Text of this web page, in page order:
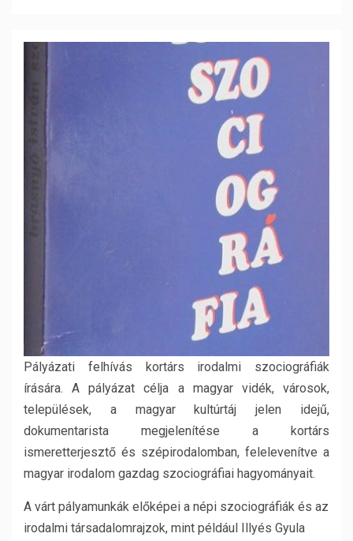
Pályázati felhívás kortárs irodalmi szociográfiák
írására. A pályázat célja a magyar vidék, városok,
települések, a magyar kultúrtáj jelen idejű,
dokumentarista megjelenítése a kortárs
ismeretterjesztő és szépirodalomban, felelevenítve a
magyar irodalom gazdag szociográfiai hagyományait.
A várt pályamunkák előképei a népi szociográfiák és az
irodalmi társadalomrajzok, mint például Illyés Gyula